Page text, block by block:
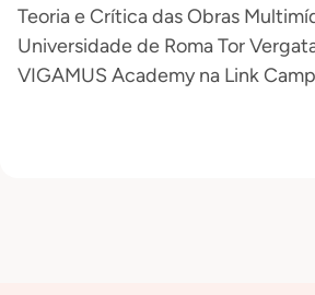
Teoria e Crítica das Obras
Universidade de Roma Tor
VIGAMUS Academy na Link